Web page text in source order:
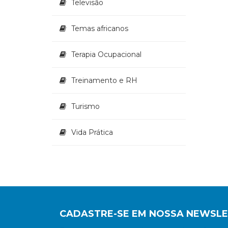
Televisão
Temas africanos
Terapia Ocupacional
Treinamento e RH
Turismo
Vida Prática
CADASTRE-SE EM NOSSA